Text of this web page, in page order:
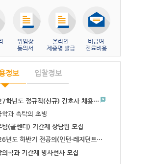
위임장
동의서
온라인
제증명 발급
비급여
진료비용
정보
학년도 정규직(신규) 간호사 채용…
학과 촉탁의 초빙
팀(콜센터) 기간제 상담원 모집
년도 하반기 전공의(인턴·레지던트…
의학과 기간제 방사선사 모집
입찰정보